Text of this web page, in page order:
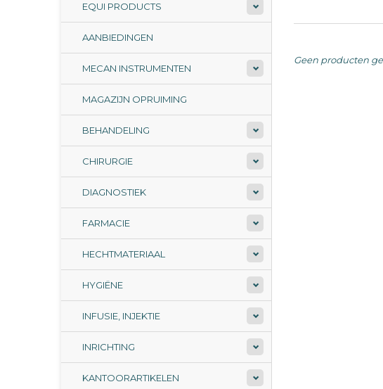
EQUI PRODUCTS
AANBIEDINGEN
MECAN INSTRUMENTEN
MAGAZIJN OPRUIMING
BEHANDELING
CHIRURGIE
DIAGNOSTIEK
FARMACIE
HECHTMATERIAAL
HYGIËNE
INFUSIE, INJEKTIE
INRICHTING
KANTOORARTIKELEN
Geen producten